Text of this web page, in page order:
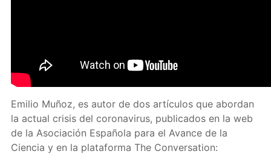
Emilio Muñoz, es autor de dos artículos que abordan
la actual crisis del coronavirus, publicados en la web
de la Asociación Española para el Avance de la
Ciencia y en la plataforma The Conversation: